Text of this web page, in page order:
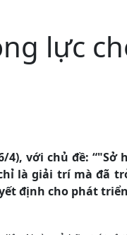
lực
với chủ đề: “"Sở
là giải trí mà đã
định cho phát